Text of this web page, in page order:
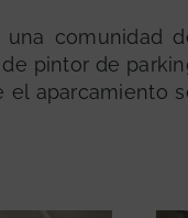
comunidad
pintor de
el aparcamiento